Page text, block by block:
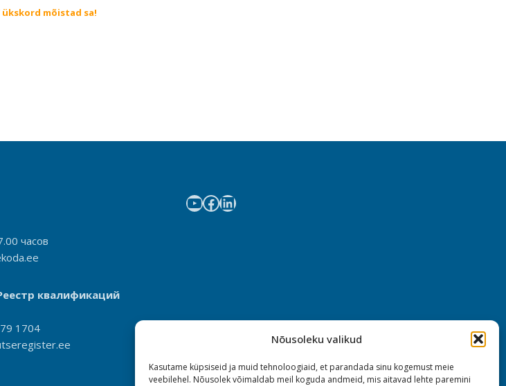
Nõusoleku valikud
Kasutame küpsiseid ja muid tehnoloogiaid, et parandada sinu kogemust meie
veebilehel. Nõusolek võimaldab meil koguda andmeid, mis aitavad lehte paremini
ükskord mõistad sa!
часов
квалификаций
1704